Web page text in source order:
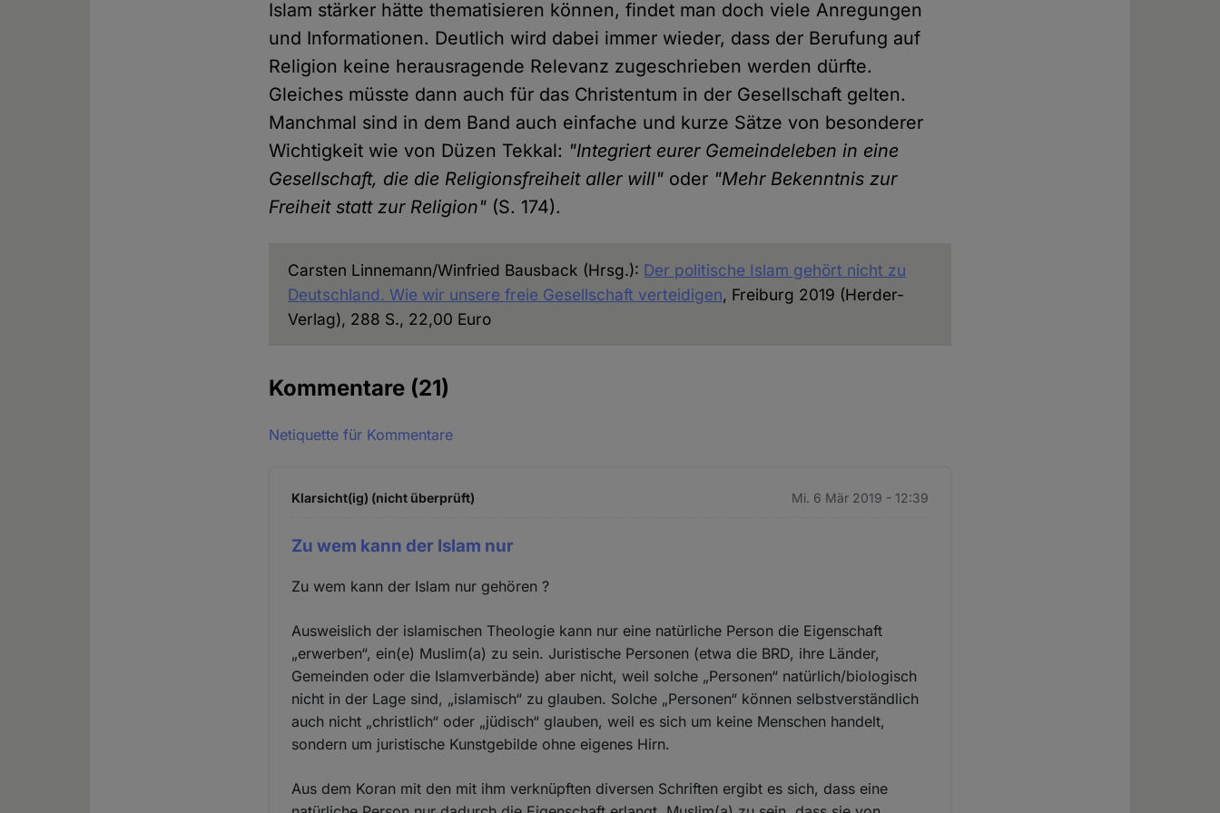
Islam stärker hätte thematisieren können, findet man doch viele Anregungen
und Informationen. Deutlich wird dabei immer wieder, dass der Berufung auf
Religion keine herausragende Relevanz zugeschrieben werden dürfte.
Gleiches müsste dann auch für das Christentum in der Gesellschaft gelten.
Manchmal sind in dem Band auch einfache und kurze Sätze von besonderer
Wichtigkeit wie von Düzen Tekkal: "Integriert eurer Gemeindeleben in eine
Gesellschaft, die die Religionsfreiheit aller will" oder "Mehr Bekenntnis zur
Freiheit statt zur Religion" (S. 174).
Carsten Linnemann/Winfried Bausback (Hrsg.): Der politische Islam gehört nicht zu
Deutschland. Wie wir unsere freie Gesellschaft verteidigen, Freiburg 2019 (Herder-
Verlag), 288 S., 22,00 Euro
Kommentare (21)
Netiquette für Kommentare
Klarsicht(ig) (nicht überprüft) Mi. 6 Mär 2019 - 12:39
Zu wem kann der Islam nur
Zu wem kann der Islam nur gehören ?
Ausweislich der islamischen Theologie kann nur eine natürliche Person die Eigenschaft
„erwerben“, ein(e) Muslim(a) zu sein. Juristische Personen (etwa die BRD, ihre Länder,
Gemeinden oder die Islamverbände) aber nicht, weil solche „Personen“ natürlich/biologisch
nicht in der Lage sind, „islamisch“ zu glauben. Solche „Personen“ können selbstverständlich
auch nicht „christlich“ oder „jüdisch“ glauben, weil es sich um keine Menschen handelt,
sondern um juristische Kunstgebilde ohne eigenes Hirn.
Aus dem Koran mit den mit ihm verknüpften diversen Schriften ergibt es sich, dass eine